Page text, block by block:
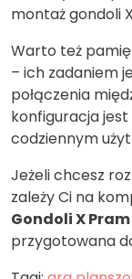
montaż gondoli
Warto też
– ich zadaniem
połączenia
konfiguracja
codziennym
Jeżeli chcesz
zależy Ci na
Gondoli X Pram
przygotowana